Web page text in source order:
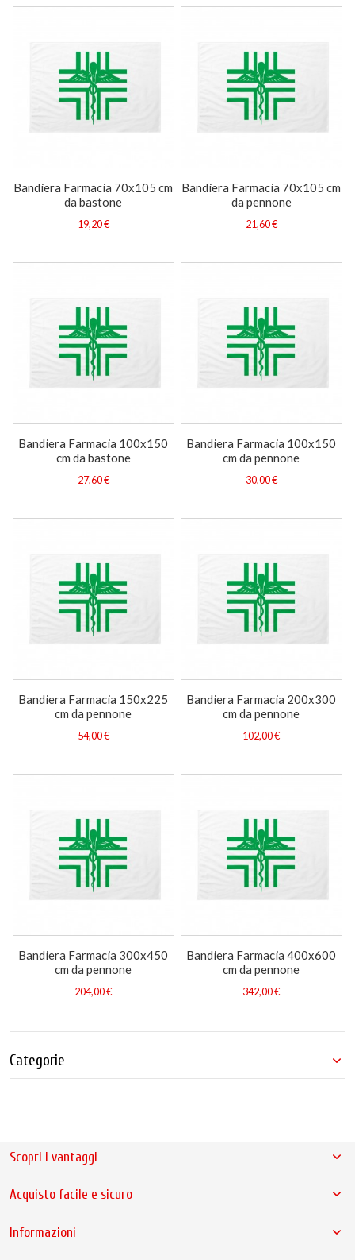
Bandiera Farmacia 70x105 cm
da bastone
19,20 €
Bandiera Farmacia 70x105 cm
da pennone
21,60 €
Bandiera Farmacia 100x150
cm da bastone
27,60 €
Bandiera Farmacia 100x150
cm da pennone
30,00 €
Bandiera Farmacia 150x225
cm da pennone
54,00 €
Bandiera Farmacia 200x300
cm da pennone
102,00 €
Bandiera Farmacia 300x450
cm da pennone
204,00 €
Bandiera Farmacia 400x600
cm da pennone
342,00 €
Categorie
Scopri i vantaggi
Acquisto facile e sicuro
Informazioni